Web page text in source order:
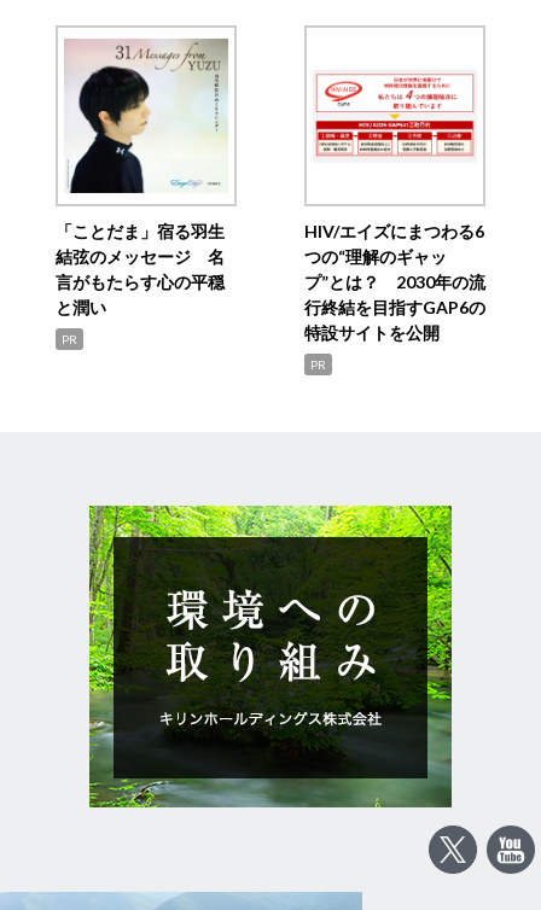
「ことだま」宿る羽生
結弦のメッセージ 名
言がもたらす心の平穏
と潤い
PR
HIV/エイズにまつわる6
つの“理解のギャッ
プ”とは？ 2030年の流
行終結を目指すGAP6の
特設サイトを公開
PR